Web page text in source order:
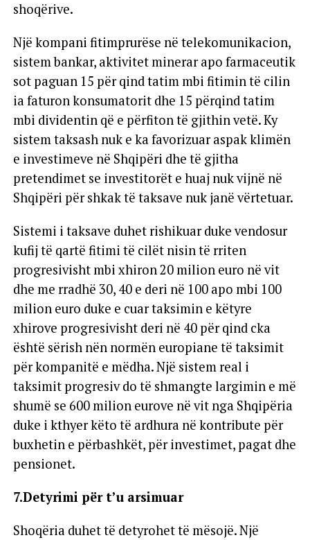
shoqërive.
Një kompani fitimprurëse në telekomunikacion,
sistem bankar, aktivitet minerar apo farmaceutik
sot paguan 15 për qind tatim mbi fitimin të cilin
ia faturon konsumatorit dhe 15 përqind tatim
mbi dividentin që e përfiton të gjithin vetë. Ky
sistem taksash nuk e ka favorizuar aspak klimën
e investimeve në Shqipëri dhe të gjitha
pretendimet se investitorët e huaj nuk vijnë në
Shqipëri për shkak të taksave nuk janë vërtetuar.
Sistemi i taksave duhet rishikuar duke vendosur
kufij të qartë fitimi të cilët nisin të rriten
progresivisht mbi xhiron 20 milion euro në vit
dhe me rradhë 30, 40 e deri në 100 apo mbi 100
milion euro duke e cuar taksimin e këtyre
xhirove progresivisht deri në 40 për qind cka
është sërish nën normën europiane të taksimit
për kompanitë e mëdha. Një sistem real i
taksimit progresiv do të shmangte largimin e më
shumë se 600 milion eurove në vit nga Shqipëria
duke i kthyer këto të ardhura në kontribute për
buxhetin e përbashkët, për investimet, pagat dhe
pensionet.
7.Detyrimi për t’u arsimuar
Shoqëria duhet të detyrohet të mësojë. Një